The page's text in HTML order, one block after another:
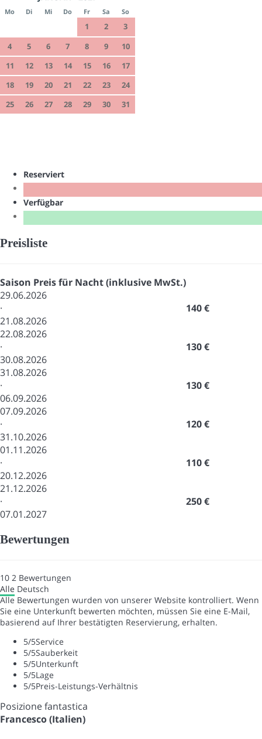
Mo Di Mi Do Fr Sa So
1 2
3
4
5 6 7 8 9
10
11
12 13 14 15 16
17
18
19 20 21 22 23
24
25
26 27 28 29 30 31
Reserviert
Verfügbar
Preisliste
Saison Preis für Nacht (inklusive MwSt.)
29.06.2026
·
21.08.2026
140 €
22.08.2026
·
30.08.2026
130 €
31.08.2026
·
06.09.2026
130 €
07.09.2026
·
31.10.2026
120 €
01.11.2026
·
20.12.2026
110 €
21.12.2026
·
07.01.2027
250 €
Bewertungen
10 2 Bewertungen
Alle Deutsch
Alle Bewertungen wurden von unserer Website kontrolliert. Wenn
Sie eine Unterkunft bewerten möchten, müssen Sie eine E-Mail,
basierend auf Ihrer bestätigten Reservierung, erhalten.
5/5Service
5/5Sauberkeit
5/5Unterkunft
5/5Lage
5/5Preis-Leistungs-Verhältnis
Posizione fantastica
Francesco (Italien)